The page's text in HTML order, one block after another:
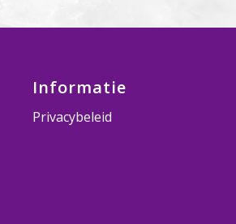
Informatie
Privacybeleid